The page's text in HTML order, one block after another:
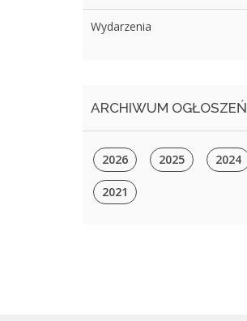
Wydarzenia
ARCHIWUM OGŁOSZEŃ
2026 2025 2024
2021